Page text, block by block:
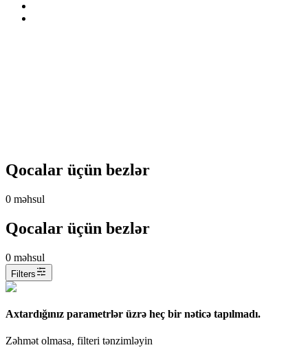
Qocalar üçün bezlər
0 məhsul
Qocalar üçün bezlər
0 məhsul
Filters
Axtardığınız parametrlər üzrə heç bir nəticə tapılmadı.
Zəhmət olmasa, filteri tənzimləyin